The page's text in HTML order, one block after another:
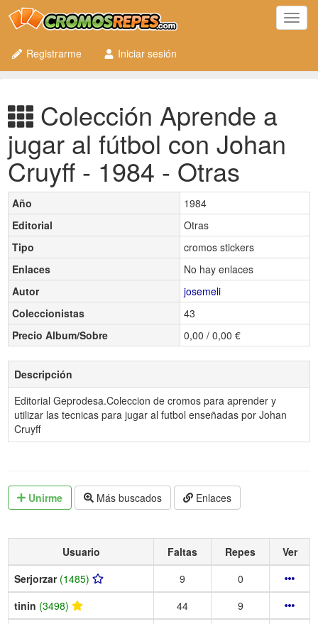
Registrarme
Iniciar sesión
Colección Aprende a
jugar al fútbol con Johan
Cruyff - 1984 - Otras
Año
1984
Editorial
Otras
Tipo
cromos stickers
Enlaces
No hay enlaces
Autor
josemeli
Coleccionistas
43
Precio Album/Sobre
0,00 / 0,00 €
Descripción
Editorial Geprodesa.Coleccion de cromos para aprender y
utilizar las tecnicas para jugar al futbol enseñadas por Johan
Cruyff
Unirme Más buscados Enlaces
Usuario Faltas Repes
Ver
Serjorzar (1485) 9
0
tinin (3498) 44
9